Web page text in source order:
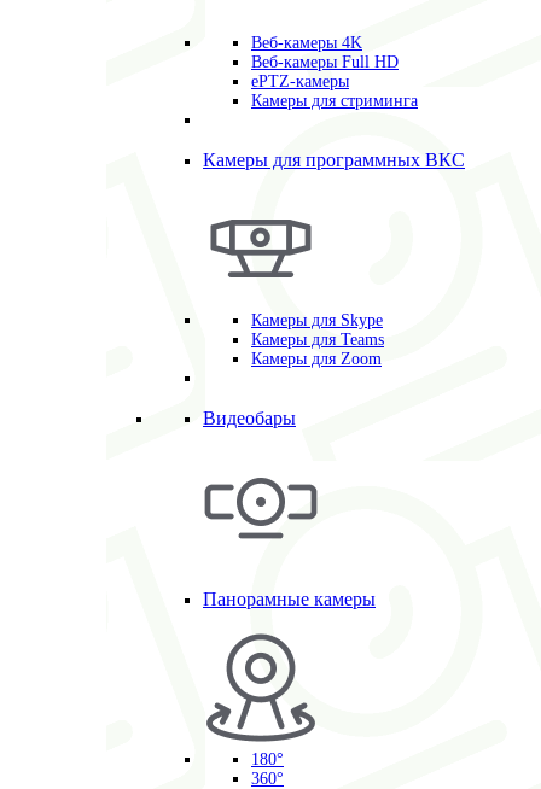
Веб-камеры 4K
Веб-камеры Full HD
ePTZ-камеры
Камеры для стриминга
Камеры для программных ВКС
Камеры для Skype
Камеры для Teams
Камеры для Zoom
Видеобары
Панорамные камеры
180°
360°